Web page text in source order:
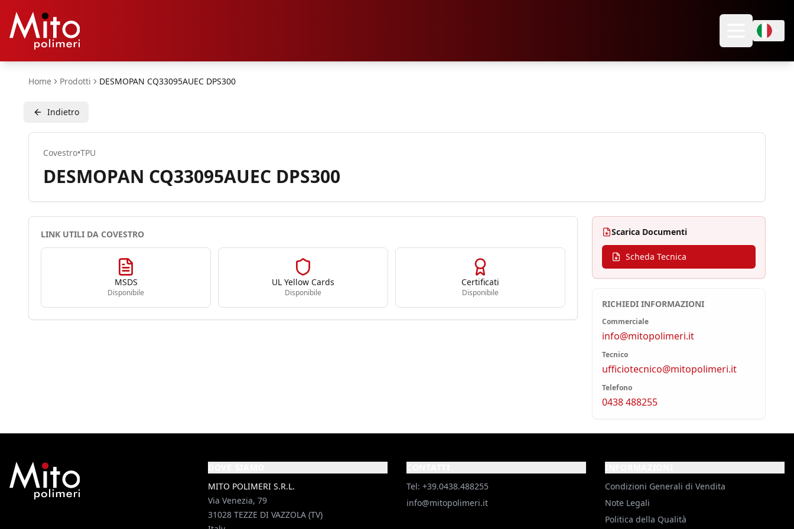
Home Prodotti DESMOPAN CQ33095AUEC DPS300
Indietro
Covestro•TPU
DESMOPAN CQ33095AUEC DPS300
LINK UTILI DA COVESTRO
MSDS
Disponibile
UL Yellow Cards
Disponibile
Certificati
Disponibile
Scarica Documenti
Scheda Tecnica
RICHIEDI INFORMAZIONI
Commerciale
info@mitopolimeri.it
Tecnico
ufficiotecnico@mitopolimeri.it
Telefono
0438 488255
MITO POLIMERI S.R.L.
Via Venezia, 79
31028 TEZZE DI VAZZOLA (TV)
Tel: +39.0438.488255
info@mitopolimeri.it
Condizioni Generali di Vendita
Note Legali
Politica della Qualità